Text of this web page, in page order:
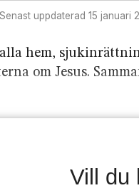
Senast uppdaterad 15 januari
hem,
om Jesus.
Vill du